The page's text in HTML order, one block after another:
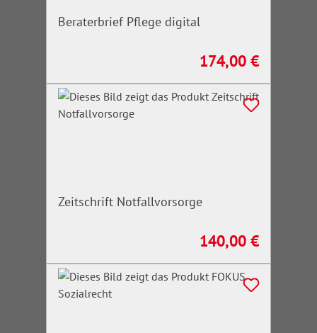
Beraterbrief Pflege digital
Regulärer Preis:
174,00 €
Zeitschrift Notfallvorsorge
Regulärer Preis:
140,00 €